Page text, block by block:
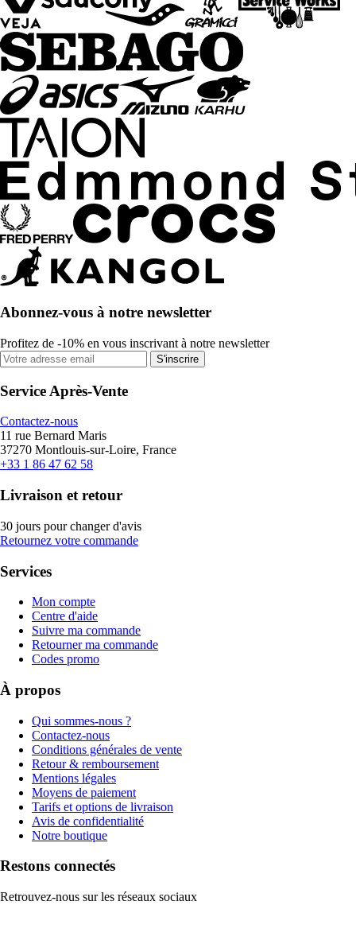
Abonnez-vous à notre newsletter
Profitez de -10% en vous inscrivant à notre newsletter
S'inscrire
Service Après-Vente
Contactez-nous
11 rue Bernard Maris
37270 Montlouis-sur-Loire, France
+33 1 86 47 62 58
Livraison et retour
30 jours pour changer d'avis
Retournez votre commande
Services
Mon compte
Centre d'aide
Suivre ma commande
Retourner ma commande
Codes promo
À propos
Qui sommes-nous ?
Contactez-nous
Conditions générales de vente
Retour & remboursement
Mentions légales
Moyens de paiement
Tarifs et options de livraison
Avis de confidentialité
Notre boutique
Restons connectés
Retrouvez-nous sur les réseaux sociaux